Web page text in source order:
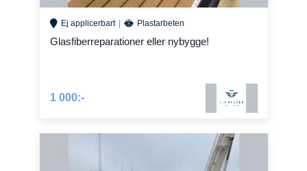
Ej applicerbart Plastarbeten
Glasfiberreparationer eller nybygge!
1 000:-